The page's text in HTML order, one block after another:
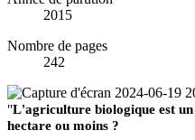
2015
Nombre de pages
242
"L'agriculture biologique est
hectare ou moins ?